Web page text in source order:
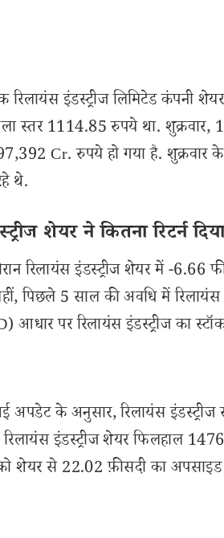
इंडस्ट्रीज लिमिटेड कंपनी
स्तर 1114.85 रुपये था.
Cr. रुपये हो गया है. शुक्रवार के
थे.
शेयर ने कितना रिटर्न
इंडस्ट्रीज शेयर में -6.66
पिछले 5 साल की अवधि में
पर रिलायंस इंडस्ट्रीज का
के अनुसार, रिलायंस
इंडस्ट्रीज शेयर फिलहाल
से 22.02 फ़ीसदी का अपसाइड